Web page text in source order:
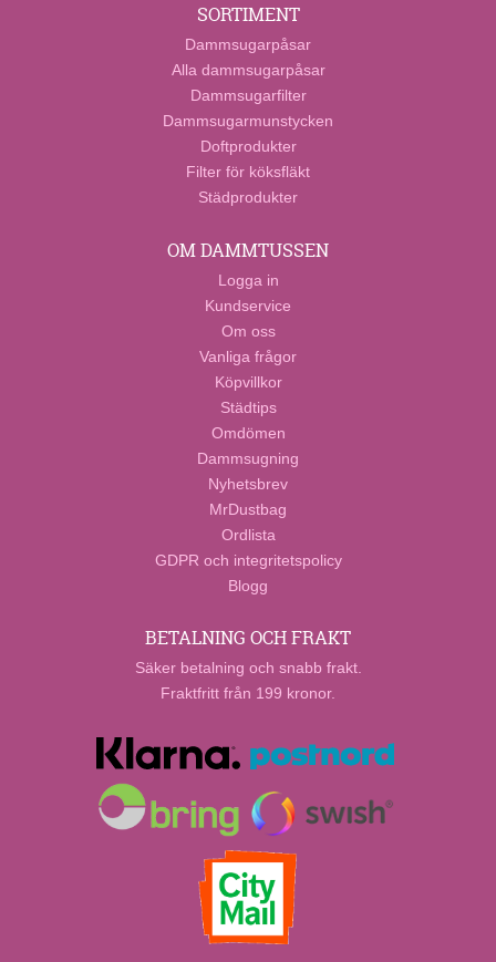
SORTIMENT
Dammsugarpåsar
Alla dammsugarpåsar
Dammsugarfilter
Dammsugarmunstycken
Doftprodukter
Filter för köksfläkt
Städprodukter
OM DAMMTUSSEN
Logga in
Kundservice
Om oss
Vanliga frågor
Köpvillkor
Städtips
Omdömen
Dammsugning
Nyhetsbrev
MrDustbag
Ordlista
GDPR och integritetspolicy
Blogg
BETALNING OCH FRAKT
Säker betalning och snabb frakt.
Fraktfritt från 199 kronor.